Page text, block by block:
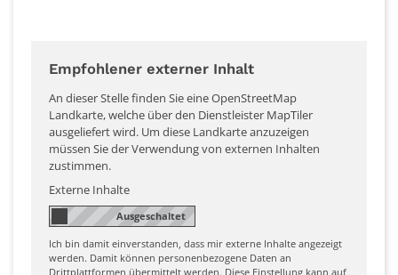
Empfohlener externer Inhalt
An dieser Stelle finden Sie eine OpenStreetMap
Landkarte, welche über den Dienstleister MapTiler
ausgeliefert wird. Um diese Landkarte anzuzeigen
müssen Sie der Verwendung von externen Inhalten
zustimmen.
Externe Inhalte
Ich bin damit einverstanden, dass mir externe Inhalte angezeigt
werden. Damit können personenbezogene Daten an
Drittplattformen übermittelt werden. Diese Einstellung kann auf